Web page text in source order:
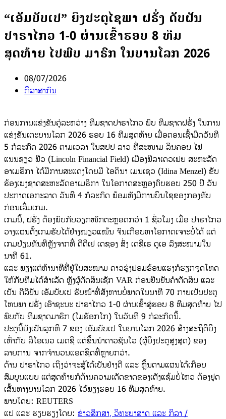
“ເອັມບັບເປ” ຍິງປະຕູໄຊພາ ຝຣັ່ງ ດັບຝັນ
ປາຣາໄກວ 1-0 ຜ່ານເຂົ້າຮອບ 8 ທີມ
ສຸດທ້າຍ ໄປພົບ ມາຣົກ ໃນບານໂລກ 2026
08/07/2026
ກິລາສາກົນ
ກ່ອນການແຂ່ງຂັນຄູ່ລະຫວ່າງ ທີມຊາດປາຣາໄກວ ພົບ ທີມຊາດຝຣັ່ງ ໃນການ
ແຂ່ງຂັນເຕະບານໂລກ 2026 ຮອບ 16 ທີມສຸດທ້າຍ ເມື່ອຕອນເຊົ້າມືດວັນທີ
5 ກໍລະກົດ 2026 ຕາມເວລາ ໃນສປປ ລາວ ທີ່ສະໜາມ ລິນຄອນ ໄຟ
ແນນຊຽວ ຟີວ (Lincoln Financial Field) ເມືອງຟິລາເດວເຟຍ ສະຫະລັດ
ອາເມຣິກາ ໄດ້ມີການສະແດງໂດຍມີ ໄອດິນາ ເມນເຊວ (Idina Menzel) ຂັບ
ຮ້ອງເພງຊາດສະຫະລັດອາເມຣິກາ ໃນໂອກາດສະຫຼອງຄົບຮອບ 250 ປີ ວັນ
ປະກາດເອກະລາດ ວັນທີ 4 ກໍລະກົດ ພ້ອມທັງມີການບິນໂຊຂອງກອງທັບ
ກ່ອນເລີ່ມເກມ.
ເກມນີ້, ຝຣັ່ງ ຕ້ອງພົບກັບວຽກໜັກຕະຫຼອດກວ່າ 1 ຊົ່ວໂມງ ເມື່ອ ປາຣາໄກວ
ວາງແຜນຕັ້ງເກມຮັບໄດ້ຢ່າງໜຽວແໜ້ນ ຈົນເກືອບຫາໂອກາດເຈາະບໍ່ໄດ້ ແຕ່
ເກມປ່ຽນທັນທີຫຼັງຈາກທີ່ ດີດີເຢ ເດຊອງ ສົ່ງ ເດຊີເຣ ດູເອ ລົງສະໜາມໃນ
ນາທີ 61.
​ແລະ ພຽງແຕ່ຫ້ານາທີທີ່ຢູ່ໃນສະໜາມ ດາວຮຸ່ງຟອມຮ້ອນແຮງກໍຮຽກຈຸດໂທດ
ໃຫ້ກັບທີມໄດ້ສຳເລັດ ຫຼັງຜູ້ຕັດສິນເຊັກ VAR ກ່ອນຢືນຢັນຄຳຕັດສິນ ແລະ
ເປັນ ຄີລີຢັນ ເອັມບັບເປ ຮັບໜ້າທີ່ສັງຫານບໍ່ພາດໃນນາທີ 70 ກາຍເປັນປະຕູ
ໂທນພາ ຝຣັ່ງ ເອົາຊະນະ ປາຣາໄກວ 1-0 ຜ່ານເຂົ້າສູ່ຮອບ 8 ທີມສຸດທ້າຍ ໄປ
ພົບກັບ ທີມຊາດມາຣົກ (ໂມຣັອກໂກ) ໃນວັນທີ 9 ກໍລະກົດນີ້.
​ປະຕູນີ້ຍັງເປັນລູກທີ 7 ຂອງ ເອັມບັບເປ ໃນບານໂລກ 2026 ສ້າງສະຖິຕິຍິງ
ເທົ່າກັບ ລີໂອເນວ ເມດຊີ ແຕ່ຂຶ້ນນຳດາວຊັນໂວ (ຜູ້ຍິງປະຕູສູງສຸດ) ຂອງ
ລາຍການ ຈາກຈຳນວນແອດຊິດທີ່ຫຼາຍກວ່າ.
​ດ້ານ ປາຣາໄກວ ເຖິງວ່າຈະສູ້ໄດ້ເປັນຢ່າງດີ ແລະ ຫຼິ້ນຕາມແຜນໄດ້ເກືອບ
ສົມບູນແບບ ແຕ່ສຸດທ້າຍກໍຕ້ານຄວາມເດັດຂາດຂອງເຕັງແຊ້ມບໍ່ໄຫວ ຕ້ອງຢຸດ
ເສັ້ນທາງບານໂລກ 2026 ໄວ້ພຽງຮອບ 16 ທີມສຸດທ້າຍ.
​ພາບໂດຍ: REUTERS
ແປ ແລະ ຮຽບຮຽງໂດຍ: ຂ່າວສຶກສາ, ວິທະຍາສາດ ແລະ ກິລາ /